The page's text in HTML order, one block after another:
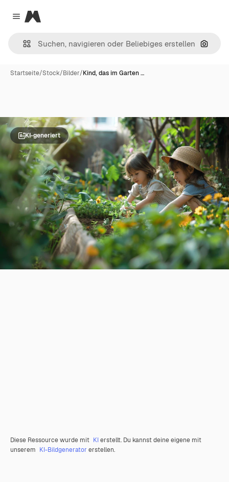
Close menu
Magnific
Nach
Startseite/Stock/Bilder/Kind, das im Garten …
KI-generiert
Diese Ressource wurde mit KIerstellt. Du kannst deine eigene mit
unserem KI-Bildgenerator erstellen.